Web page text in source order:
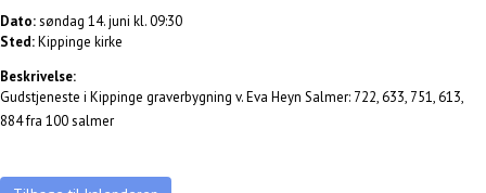
Dato:søndag 14. juni kl. 09:30
Sted:Kippinge kirke
Beskrivelse:
Gudstjeneste i Kippinge graverbygning v. Eva Heyn Salmer: 722, 633, 751, 613,
884 fra 100 salmer